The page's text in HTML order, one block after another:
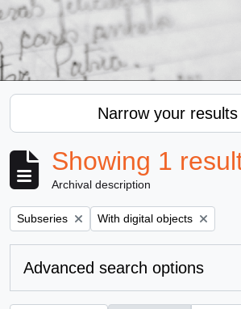
Narrow your results
Showing 1
Archival description
Remove filter:
Subseries Remove filter:
With digital objects
Advanced search options